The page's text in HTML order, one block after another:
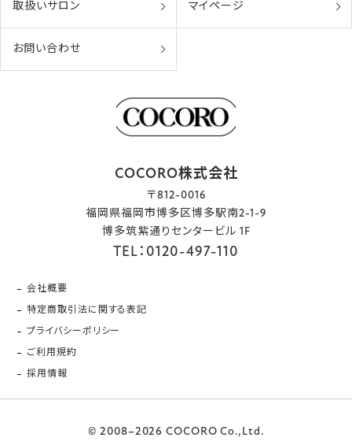
取扱いサロン マイページ
お問い合わせ
COCORO株式会社
〒812-0016
福岡県福岡市博多区博多駅南2-1-9
博多筑紫通りセンタービル 1F
TEL：0120-497-110
会社概要
特定商取引法に関する表記
プライバシーポリシー
ご利用規約
採用情報
© 2008–2026 COCORO Co.,Ltd.